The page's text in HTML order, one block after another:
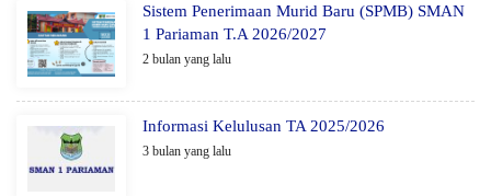
Sistem Penerimaan Murid Baru (SPMB) SMAN
1 Pariaman T.A 2026/2027
2 bulan yang lalu
Informasi Kelulusan TA 2025/2026
3 bulan yang lalu